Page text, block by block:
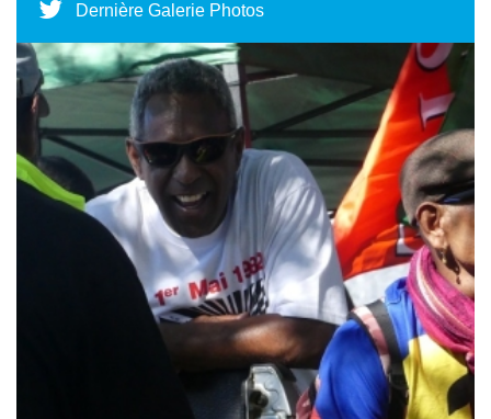
Dernière Galerie Photos